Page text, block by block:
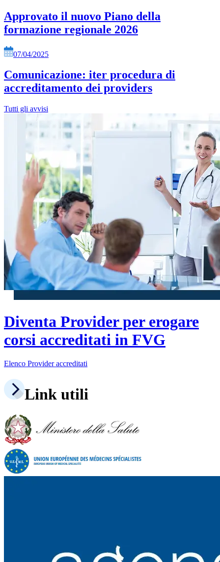
Approvato il nuovo Piano della
formazione regionale 2026
07/04/2025
Comunicazione: iter procedura di
accreditamento dei providers
Tutti gli avvisi
Diventa Provider per erogare
corsi accreditati in FVG
Elenco Provider accreditati
Link utili